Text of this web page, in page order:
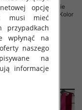
damskie (Włoskie
Roz Standard, Mix Kolor
Paczka 5 szt
54.00 zł
szczegóły
opcję
musi mieć
przypadkach
wpłynąć na
naszego
na
informacje